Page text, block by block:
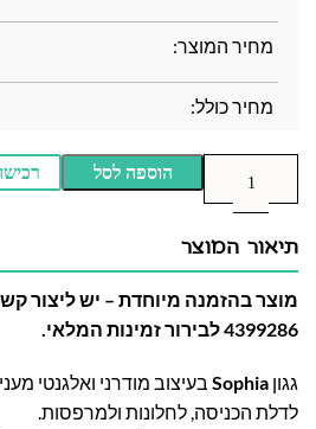
מחיר המוצר:
מחיר כולל:
הוספה לסל
תיאור המוצר
4399286 לבירור זמינות המלאי.
גגון Sophia בעיצוב מודרני ואלגנטי
לדלת הכניסה, לחלונות ולמרפסות.